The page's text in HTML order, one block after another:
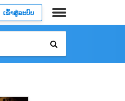
ເຂົ້າສູ່ລະບົບ